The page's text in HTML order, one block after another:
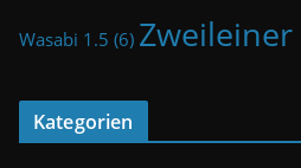
Wasabi 1.5 (6) Zweileiner
Kategorien